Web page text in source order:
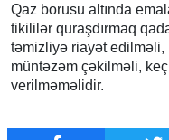
Qaz borusu altında
tikililər quraşdırmaq
təmizliyə riayət edilməli,
müntəzəm çəkilməli,
verilməməlidir.